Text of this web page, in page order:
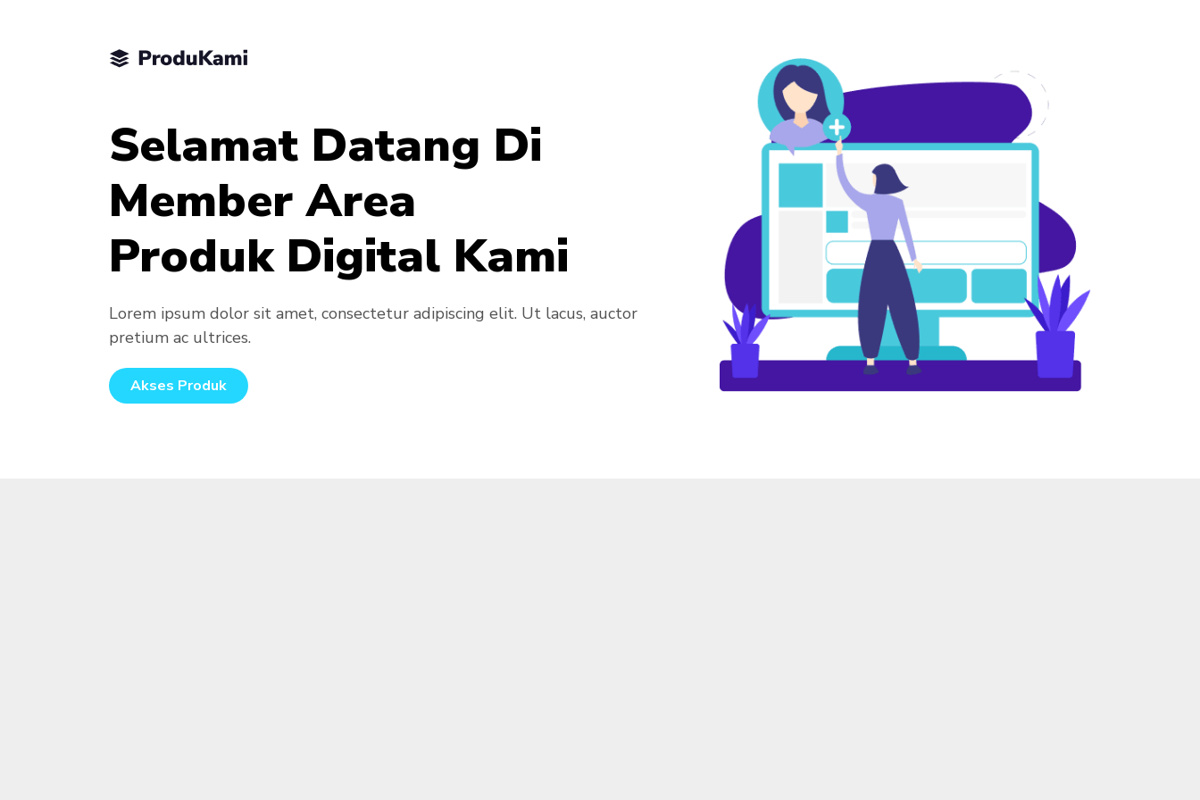
Selamat Datang Di
Member Area
Produk Digital Kami
Lorem ipsum dolor sit amet, consectetur adipiscing elit. Ut lacus, auctor
pretium ac ultrices.
Akses Produk